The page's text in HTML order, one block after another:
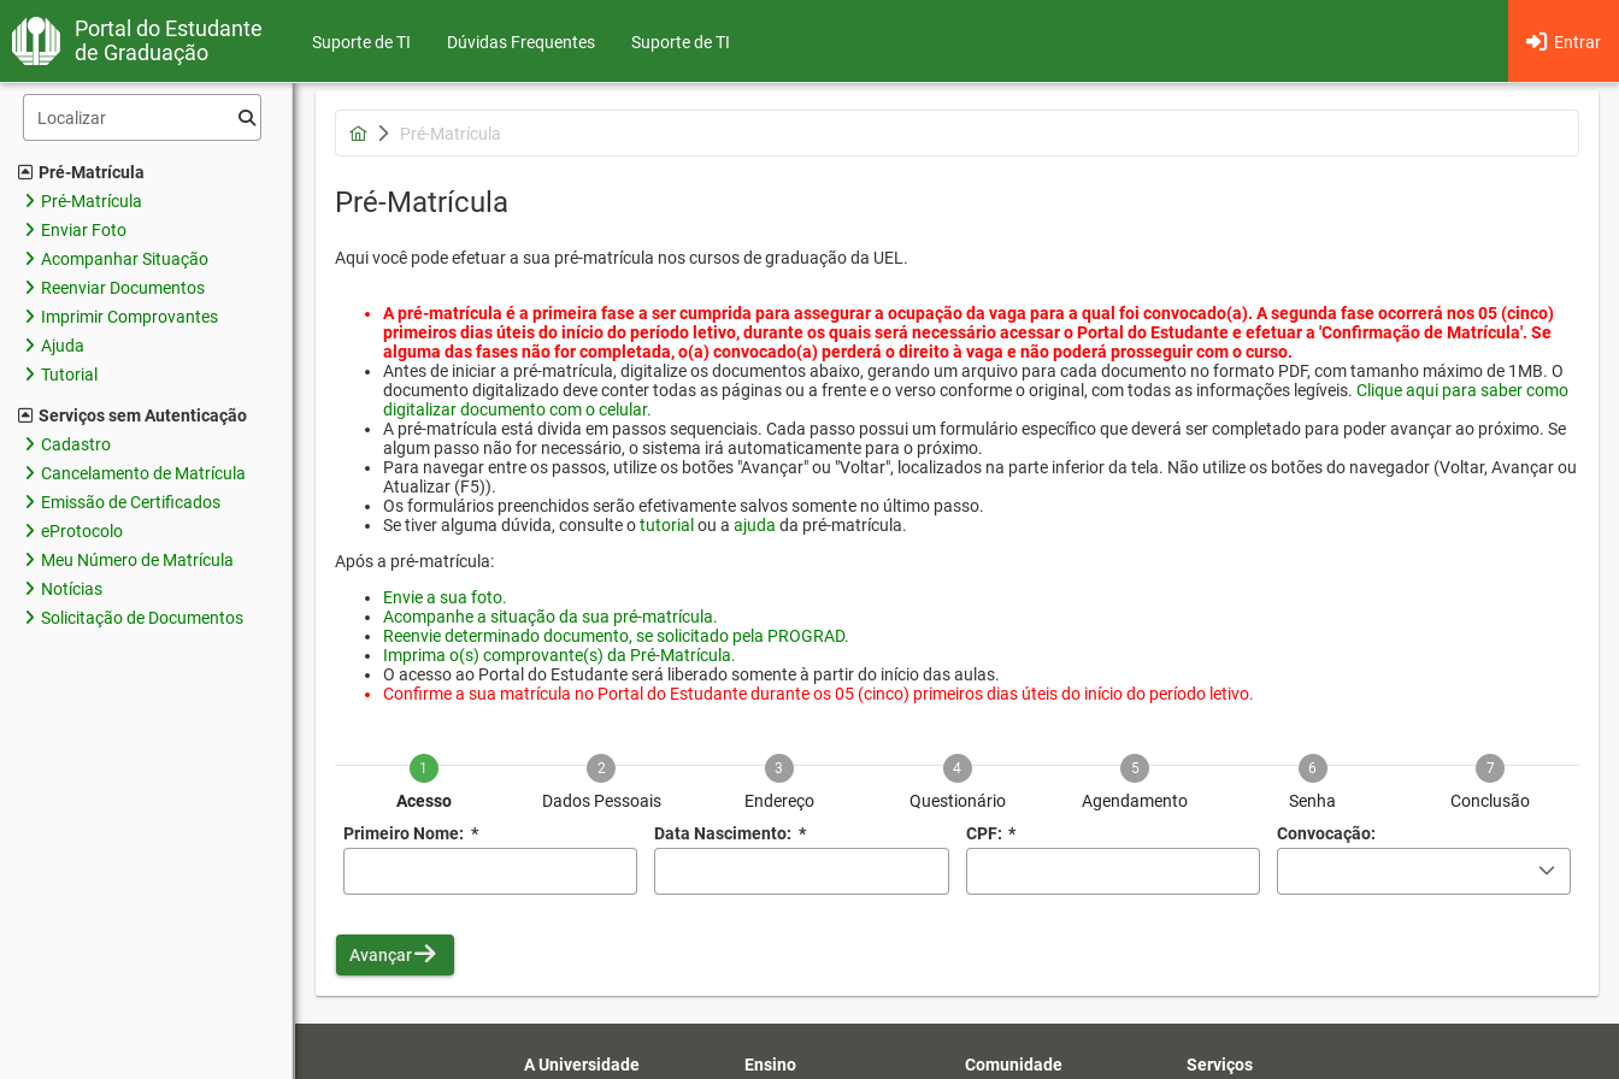
Portal do Estudante
de Graduação
Suporte de TI Dúvidas Frequentes Entrar
Suporte de TI
Pré-Matrícula
Pré-Matrícula
Enviar Foto
Acompanhar Situação
Reenviar Documentos
Imprimir Comprovantes
Ajuda
Tutorial
Serviços sem Autenticação
Cadastro
Cancelamento de Matrícula
Emissão de Certificados
eProtocolo
Meu Número de Matrícula
Notícias
Solicitação de Documentos
Pré-Matrícula
Pré-Matrícula
Aqui você pode efetuar a sua pré-matrícula nos cursos de graduação da UEL.
A pré-matrícula é a primeira fase a ser cumprida para assegurar a ocupação da vaga para a qual foi convocado(a). A segunda fase ocorrerá nos 05 (cinco)
primeiros dias úteis do início do período letivo, durante os quais será necessário acessar o Portal do Estudante e efetuar a 'Confirmação de Matrícula'. Se
alguma das fases não for completada, o(a) convocado(a) perderá o direito à vaga e não poderá prosseguir com o curso.
Antes de iniciar a pré-matrícula, digitalize os documentos abaixo, gerando um arquivo para cada documento no formato PDF, com tamanho máximo de 1MB. O
documento digitalizado deve conter todas as páginas ou a frente e o verso conforme o original, com todas as informações legíveis. Clique aqui para saber como
digitalizar documento com o celular.
A pré-matrícula está divida em passos sequenciais. Cada passo possui um formulário específico que deverá ser completado para poder avançar ao próximo. Se
algum passo não for necessário, o sistema irá automaticamente para o próximo.
Para navegar entre os passos, utilize os botões "Avançar" ou "Voltar", localizados na parte inferior da tela. Não utilize os botões do navegador (Voltar, Avançar ou
Atualizar (F5)).
Os formulários preenchidos serão efetivamente salvos somente no último passo.
Se tiver alguma dúvida, consulte otutorial ou a ajuda da pré-matrícula.
Após a pré-matrícula:
Envie a sua foto.
Acompanhe a situação da sua pré-matrícula.
Reenvie determinado documento, se solicitado pela PROGRAD.
Imprima o(s) comprovante(s) da Pré-Matrícula.
O acesso ao Portal do Estudante será liberado somente à partir do início das aulas.
Confirme a sua matrícula no Portal do Estudante durante os 05 (cinco) primeiros dias úteis do início do período letivo.
1
Acesso
2
Dados Pessoais
3
Endereço
4
Questionário
5
Agendamento
6
Senha
7
Conclusão
Primeiro Nome: * Data Nascimento: * CPF: * Convocação:
Avançar
A Universidade Ensino Comunidade Serviços